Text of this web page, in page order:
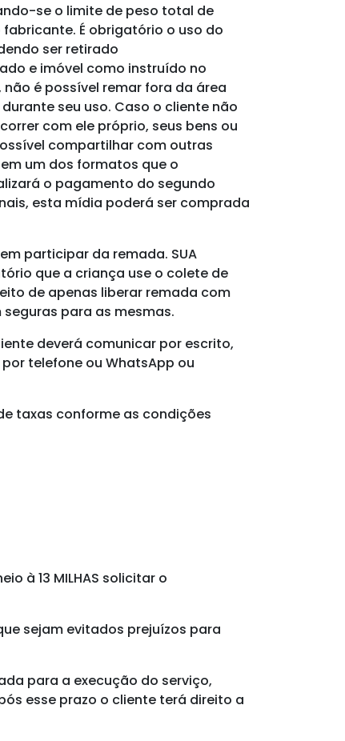
se o limite de peso total de
É obrigatório o uso do
ser retirado
e imóvel como instruído no
é possível remar fora da área
seu uso. Caso o cliente não
com ele próprio, seus bens ou
compartilhar com outras
em um dos formatos que o
o pagamento do segundo
esta mídia poderá ser comprada
participar da remada. SUA
que a criança use o colete de
de apenas liberar remada com
para as mesmas.
deverá comunicar por escrito,
telefone ou WhatsApp ou
taxas conforme as condições
à 13 MILHAS solicitar o
sejam evitados prejuízos para
para a execução do serviço,
esse prazo o cliente terá direito a